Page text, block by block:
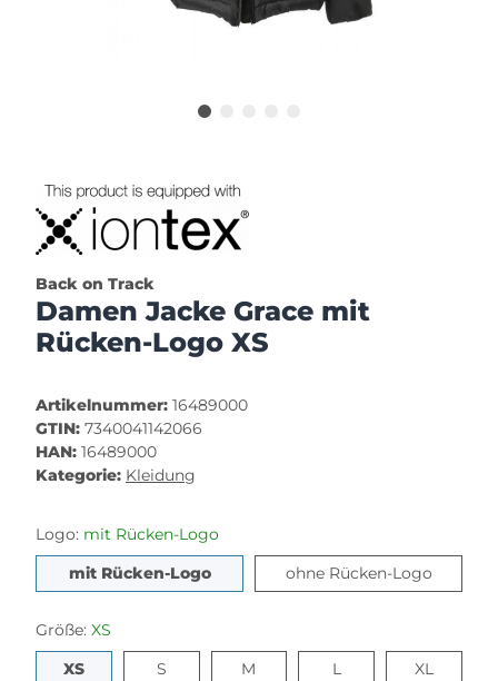
Back on Track
Damen Jacke Grace mit
Rücken-Logo XS
Artikelnummer: 16489000
GTIN: 7340041142066
HAN: 16489000
Kategorie: Kleidung
Logo: mit Rücken-Logo
mit Rücken-Logomit Rücken-Logoohne Rücken-Logoohne
Größe: XS
XSXS SS M L XL